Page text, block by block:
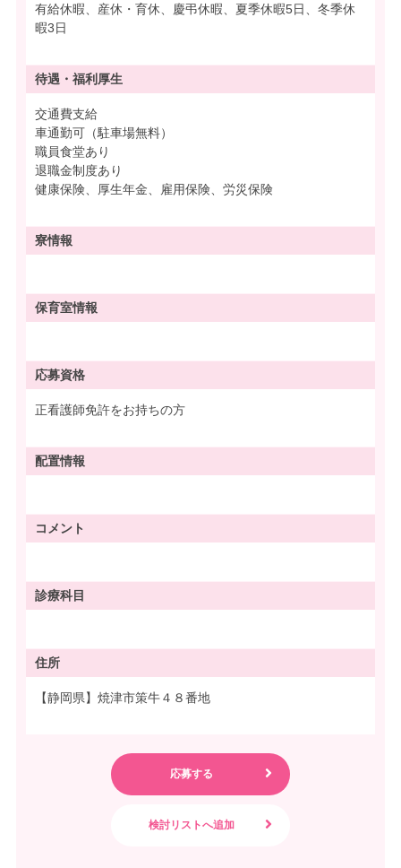
有給休暇、産休・育休、慶弔休暇、夏季休暇5日、冬季休
暇3日
待遇・ 福利厚生
交通費支給
車通勤可（駐車場無料）
職員食堂あり
退職金制度あり
健康保険、厚生年金、雇用保険、労災保険
寮情報
保育室情報
応募資格
正看護師免許をお持ちの方
配置情報
コメント
診療科目
住所
【静岡県】焼津市策牛４８番地